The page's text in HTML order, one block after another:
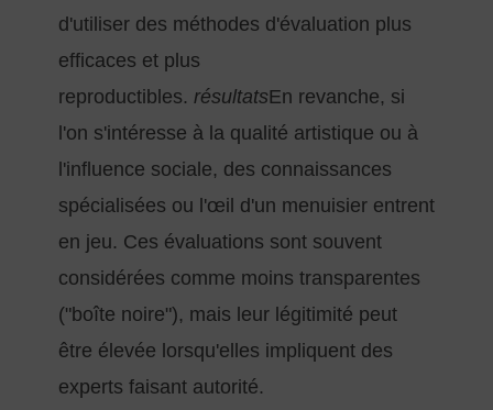
d'utiliser des méthodes d'évaluation plus
efficaces et plus
reproductibles. résultatsEn revanche, si
l'on s'intéresse à la qualité artistique ou à
l'influence sociale, des connaissances
spécialisées ou l'œil d'un menuisier entrent
en jeu. Ces évaluations sont souvent
considérées comme moins transparentes
("boîte noire"), mais leur légitimité peut
être élevée lorsqu'elles impliquent des
experts faisant autorité.